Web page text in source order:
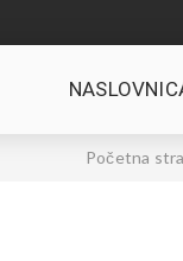
Početna